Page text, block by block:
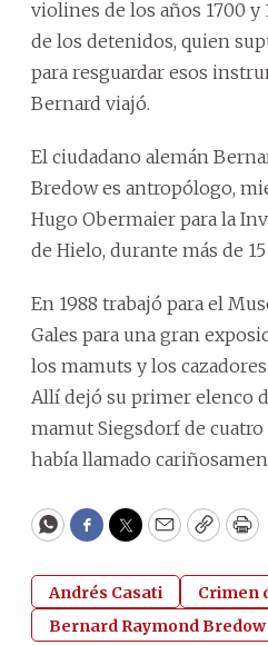
violines de los años 1700 y
de los detenidos, quien
para resguardar esos
Bernard viajó.
El ciudadano alemán
Bredow es antropólogo,
Hugo Obermaier para la
de Hielo, durante más de 15
En 1988 trabajó para el
Gales para una gran
los mamuts y los
Allí dejó su primer elenco
mamut Siegsdorf de
había llamado
WhatsApp
Facebook
Twitter
EmailCopy
Andrés Casati
Crimen
Bernard Raymond Bredow